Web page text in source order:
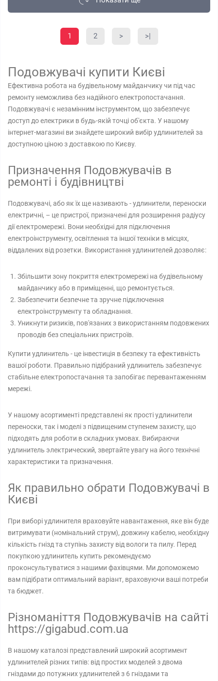
1 2 > >|
Подовжувачі купити Києві
Ефективна робота на будівельному майданчику чи під час
ремонту неможлива без надійного електропостачання.
Подовжувачі є незамінним інструментом, що забезпечує
доступ до електрики в будь-якій точці об'єкта. У нашому
інтернет-магазині ви знайдете широкий вибір удлинителей за
доступною ціною з доставкою по Києву.
Призначення Подовжувачів в
ремонті і будівництві
Подовжувачі, або як їх ще називають - удлинители, переноски
електричні, – це пристрої, призначені для розширення радіусу
дії електромережі. Вони необхідні для підключення
електроінструменту, освітлення та іншої техніки в місцях,
віддалених від розетки. Використання удлинителей дозволяє:
Збільшити зону покриття електромережі на будівельному
майданчику або в приміщенні, що ремонтується.
Забезпечити безпечне та зручне підключення
електроінструменту та обладнання.
Уникнути ризиків, пов'язаних з використанням подовжених
проводів без спеціальних пристроїв.
Купити удлинитель - це інвестиція в безпеку та ефективність
вашої роботи. Правильно підібраний удлинитель забезпечує
стабільне електропостачання та запобігає перевантаженням
мережі.
У нашому асортименті представлені як прості удлинители
переноски, так і моделі з підвищеним ступенем захисту, що
підходять для роботи в складних умовах. Вибираючи
удлинитель электрический, звертайте увагу на його технічні
характеристики та призначення.
Як правильно обрати Подовжувачі в
Києві
При виборі удлинителя враховуйте навантаження, яке він буде
витримувати (номінальний струм), довжину кабелю, необхідну
кількість гнізд та ступінь захисту від вологи та пилу. Перед
покупкою удлинитель купить рекомендуємо
проконсультуватися з нашими фахівцями. Ми допоможемо
вам підібрати оптимальний варіант, враховуючи ваші потреби
та бюджет.
Різноманіття Подовжувачів на сайті
https://gigabud.com.ua
В нашому каталозі представлений широкий асортимент
удлинителей різних типів: від простих моделей з двома
гніздами до потужних удлинителей з 6 гніздами та